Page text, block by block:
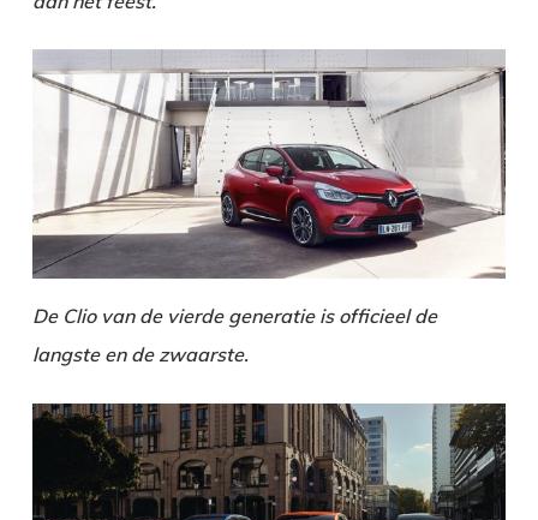
De Clio van de vierde generatie is officieel de
langste en de zwaarste.